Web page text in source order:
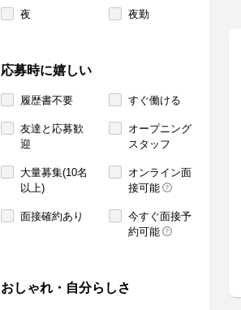
夜 夜勤
応募時に嬉しい
履歴書不要 すぐ働ける
友達と応募歓
迎
オープニング
スタッフ
大量募集(10名
以上)
オンライン面
接可能
面接確約あり
今すぐ面接予
約可能
おしゃれ・自分らしさ